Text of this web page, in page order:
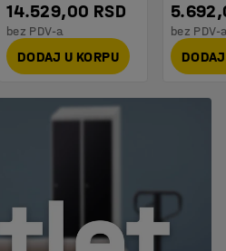
14.529,00 RSD
bez PDV-a
DODAJ U KORPU
bez PDV-